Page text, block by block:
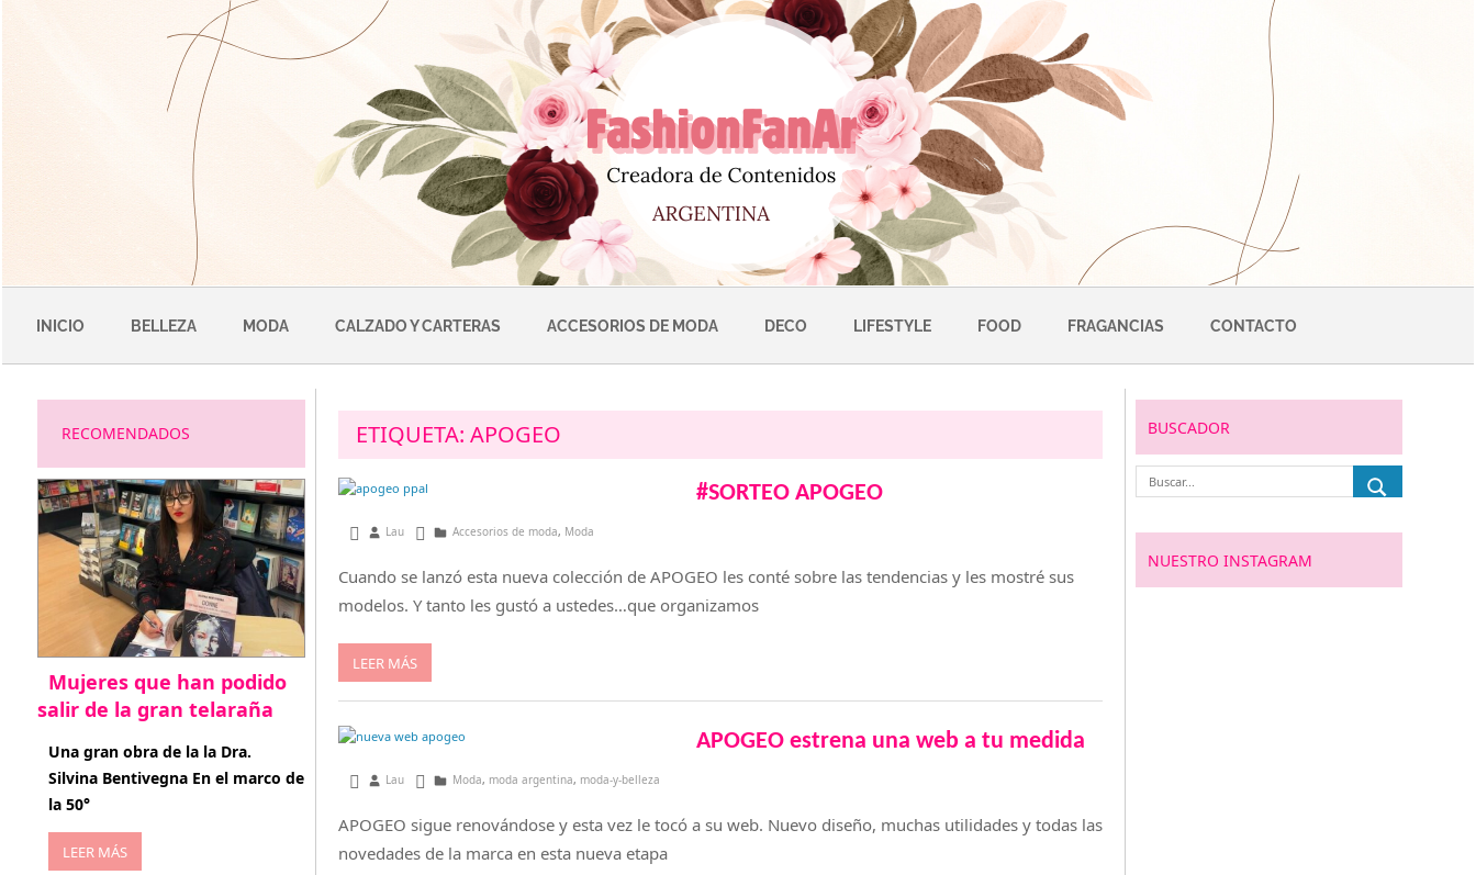
INICIO BELLEZA MODA CALZADO Y CARTERAS ACCESORIOS DE MODA DECO LIFESTYLE FOOD FRAGANCIAS CONTACTO
ETIQUETA: APOGEO
#SORTEO APOGEO
mayo 1, 2015
Lau Accesorios de moda, Moda
Cuando se lanzó esta nueva colección de APOGEO les conté sobre las tendencias y les mostré sus
modelos. Y tanto les gustó a ustedes…que organizamos
LEER MÁS
APOGEO estrena una web a tu medida
noviembre 11, 2014
Lau Moda, moda argentina, moda-y-belleza
APOGEO sigue renovándose y esta vez le tocó a su web. Nuevo diseño, muchas utilidades y todas las
novedades de la marca en esta nueva etapa
RECOMENDADOS
Mujeres que han podido
salir de la gran telaraña
abril 29, 2026
Una gran obra de la la Dra.
Silvina Bentivegna En el marco de
la 50°
LEER MÁS
BUSCADOR
NUESTRO INSTAGRAM